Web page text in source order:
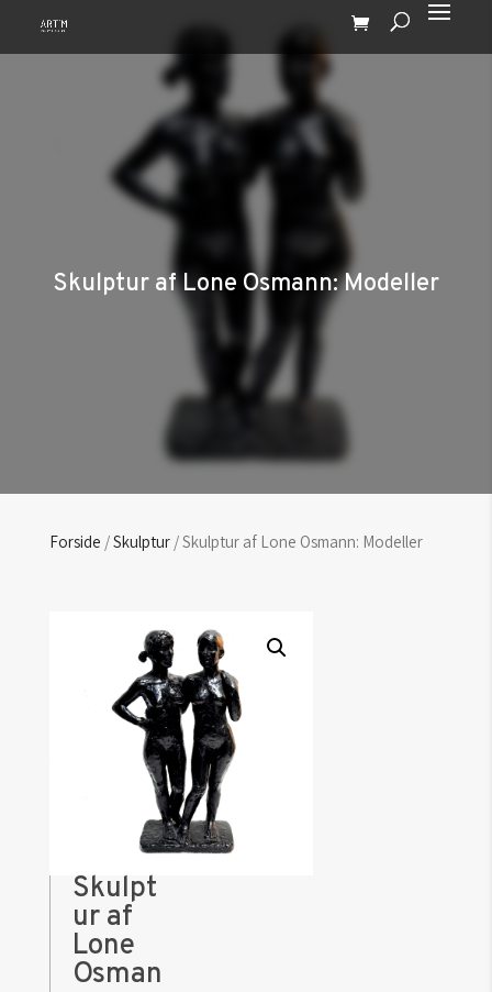
Skulptur af Lone Osmann: Modeller
Forside /Skulptur/ Skulptur af Lone Osmann: Modeller
Skulpt
ur af
Lone
Osman